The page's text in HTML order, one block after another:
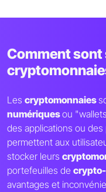
Comment sont
Les cryptomonnaies
numériquesou
des applications ou
permettent aux
stocker leurs
portefeuilles de
avantages et